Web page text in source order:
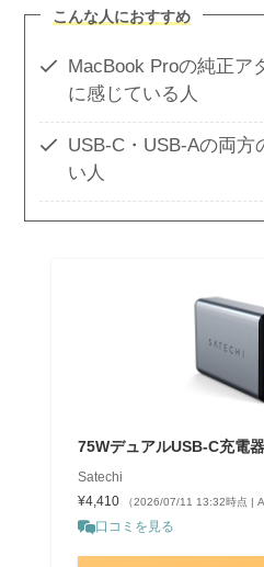
こんな人におすすめ
MacBook Proの純正ア
に感じている人
USB-C・USB-Aの両方
い人
75WデュアルUSB-C充電器
Satechi
¥4,410
（2026/07/11 13:32時点 |
口コミを見る